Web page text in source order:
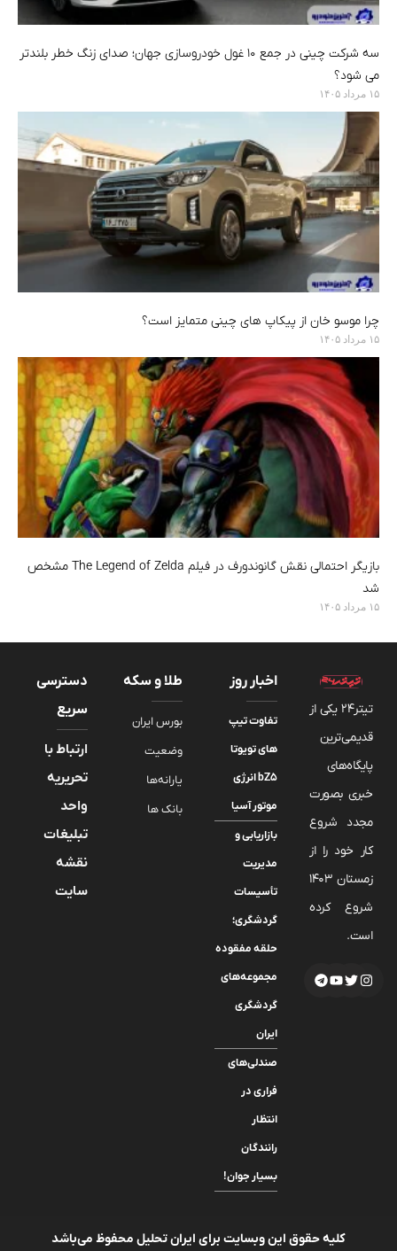
سه شرکت چینی در جمع ۱۰ غول خودروسازی جهان؛ صدای زنگ خطر بلندتر
می شود؟
۱۵ مرداد ۱۴۰۵
چرا موسو خان از پیکاپ های چینی متمایز است؟
۱۵ مرداد ۱۴۰۵
بازیگر احتمالی نقش گانوندورف در فیلم The Legend of Zelda مشخص
شد
۱۵ مرداد ۱۴۰۵
تیتر24 یکی از
قدیمی‌ترین
پایگاه‌های
خبری بصورت
مجدد شروع
کار خود را از
زمستان 1403
شروع کرده
است.
اخبار روز
تفاوت تیپ
های تویوتا
bZ5 انرژی
موتور آسیا
بازاریابی و
مدیریت
تأسیسات
گردشگری؛
حلقه مفقوده
مجموعه‌های
گردشگری
ایران
صندلی‌های
فراری در
انتظار
رانندگان
بسیار جوان!
طلا و سکه
بورس ایران
وضعیت
یارانه‌ها
بانک ها
دسترسی
سریع
ارتباط با
تحریریه
واحد
تبلیغات
نقشه
سایت
کلیه حقوق این وبسایت برای ایران تحلیل محفوظ می‌باشد